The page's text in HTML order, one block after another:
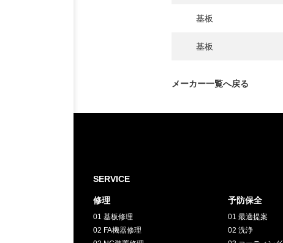
RECRUIT
GREEN
環境への取り組み
基板
基板
メーカー一覧へ戻る
SERVICE
修理
01 基板修理
02 FA機器修理
予防保全
01 最適提案
02 洗浄